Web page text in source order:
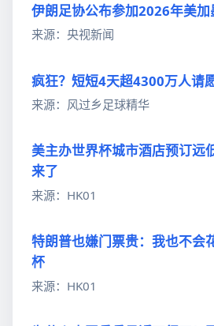
伊朗足协公布参加2026年美
来源：央视新闻
疯狂？短短4天超4300万人请
来源：风过乡足球精华
美主办世界杯城市酒店预订远
来了
来源：HK01
特朗普也嫌门票贵：我也不会
杯
来源：HK01